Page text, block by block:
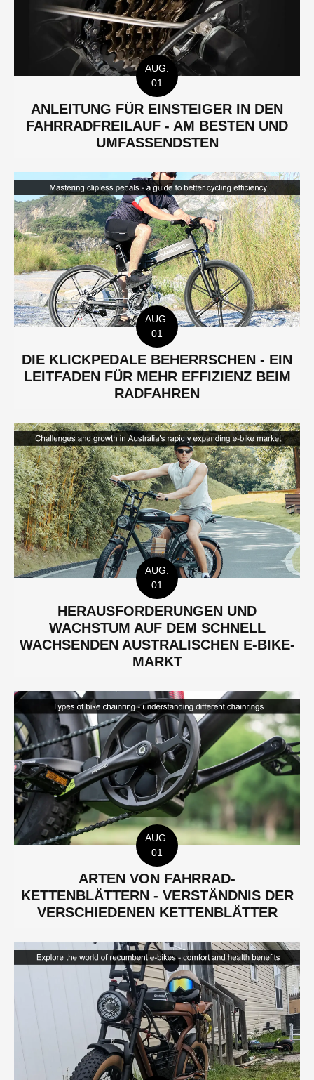
AUG.
01
ANLEITUNG FÜR EINSTEIGER IN DEN
FAHRRADFREILAUF - AM BESTEN UND
UMFASSENDSTEN
AUG.
01
DIE KLICKPEDALE BEHERRSCHEN - EIN
LEITFADEN FÜR MEHR EFFIZIENZ BEIM
RADFAHREN
AUG.
01
HERAUSFORDERUNGEN UND
WACHSTUM AUF DEM SCHNELL
WACHSENDEN AUSTRALISCHEN E-BIKE-
MARKT
AUG.
01
ARTEN VON FAHRRAD-
KETTENBLÄTTERN - VERSTÄNDNIS DER
VERSCHIEDENEN KETTENBLÄTTER